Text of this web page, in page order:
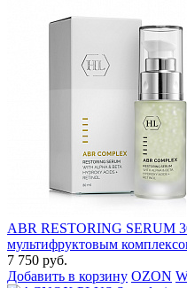
ABR RESTORING SERUM
мультифруктовым
7 750 руб.
Добавить в корзину OZON